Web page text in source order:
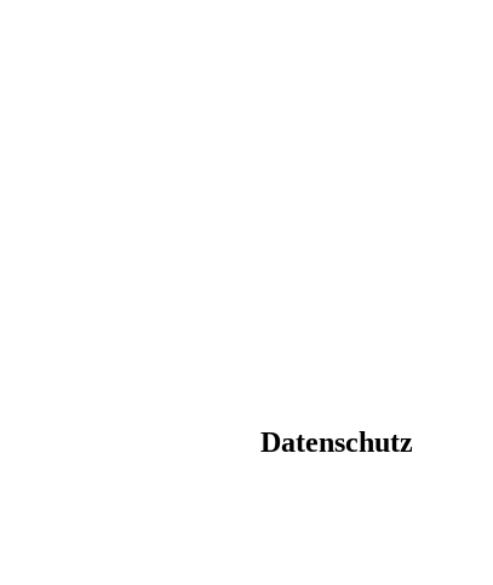
Datenschutz